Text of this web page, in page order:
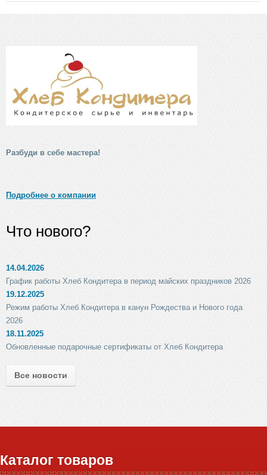
Разбуди в себе мастера!
Подробнее о компании
Что нового?
14.04.2026
График работы Хлеб Кондитера в период майских праздников 2026
19.12.2025
Режим работы Хлеб Кондитера в канун Рождества и Нового года
2026
18.11.2025
Обновленные подарочные сертификаты от Хлеб Кондитера
Все новости
Каталог товаров